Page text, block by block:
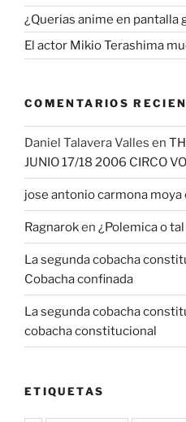
¿Querias anime en pantalla
El actor Mikio Terashima
COMENTARIOS
Daniel Talavera Valles en
JUNIO 17/18 2006 CIRCO
jose antonio carmona moya
Ragnaroken ¿Polemica o
La segunda cobacha
Cobacha confinada
La segunda cobacha
cobacha constitucional
ETIQUETAS